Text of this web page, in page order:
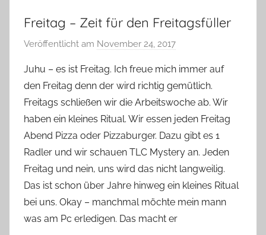
vielesFreitag – Zeit für den Freitagsfüller
Veröffentlicht am November 24, 2017
n
Y
v
o
n
n
e
Juhu – es ist Freitag. Ich freue mich immer auf
den Freitag denn der wird richtig gemütlich.
Freitags schließen wir die Arbeitswoche ab. Wir
haben ein kleines Ritual. Wir essen jeden Freitag
Abend Pizza oder Pizzaburger. Dazu gibt es 1
Radler und wir schauen TLC Mystery an. Jeden
Freitag und nein, uns wird das nicht langweilig.
Das ist schon über Jahre hinweg ein kleines Ritual
bei uns. Okay – manchmal möchte mein mann
was am Pc erledigen. Das macht er